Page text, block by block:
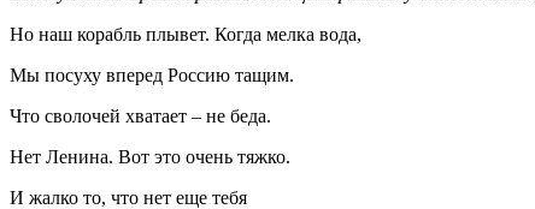
Но наш корабль плывет. Когда мелка вода,
Мы посуху вперед Россию тащим.
Что сволочей хватает – не беда.
Нет Ленина. Вот это очень тяжко.
И жалко то, что нет еще тебя